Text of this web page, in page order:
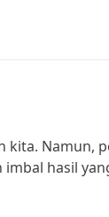
kita. Namun,
hasil